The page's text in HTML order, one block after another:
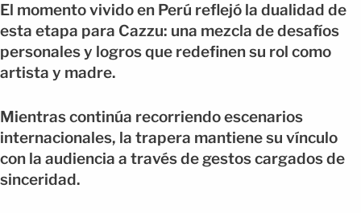
El momento vivido en Perú reflejó la dualidad de
esta etapa para Cazzu: una mezcla de desafíos
personales y logros que redefinen su rol como
artista y madre.
Mientras continúa recorriendo escenarios
internacionales, la trapera mantiene su vínculo
con la audiencia a través de gestos cargados de
sinceridad.